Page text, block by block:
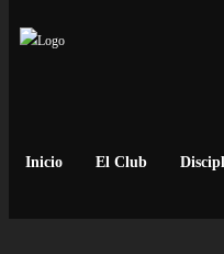
Inicio El Club